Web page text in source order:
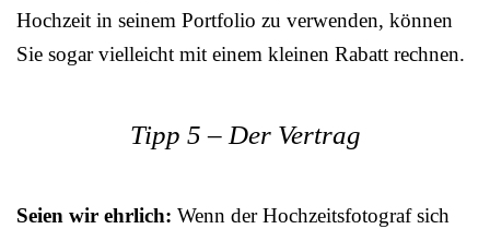
Hochzeit in seinem Portfolio zu verwenden, können
Sie sogar vielleicht mit einem kleinen Rabatt rechnen.
Tipp 5 – Der Vertrag
Seien wir ehrlich: Wenn der Hochzeitsfotograf sich